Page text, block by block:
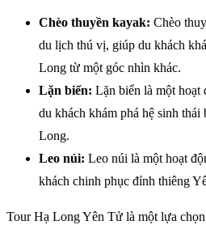
Chèo thuyền kayak: Chèo
du lịch thú vị, giúp du khách
Long từ một góc nhìn khác.
Lặn biển: Lặn biển là một hoạt
du khách khám phá hệ sinh
Long.
Leo núi: Leo núi là một hoạt
khách chinh phục đỉnh thiêng
Tour Hạ Long Yên Tử là một lựa